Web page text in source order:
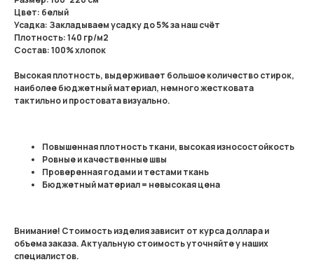
Цвет: белый
Усадка: Закладываем усадку до 5% за наш счёт
Плотность: 140 гр/м2
Состав: 100% хлопок
Высокая плотность, выдерживает большое количество стирок,
наиболее бюджетный материал, немного жестковата
тактильно и простовата визуально.
Повышенная плотность ткани, высокая износостойкость
Ровные и качественные швы
Проверенная годами и тестами ткань
Бюджетный материал = невысокая цена
Внимание! Стоимость изделия зависит от курса доллара и
объема заказа. Актуальную стоимость уточняйте у наших
специалистов.